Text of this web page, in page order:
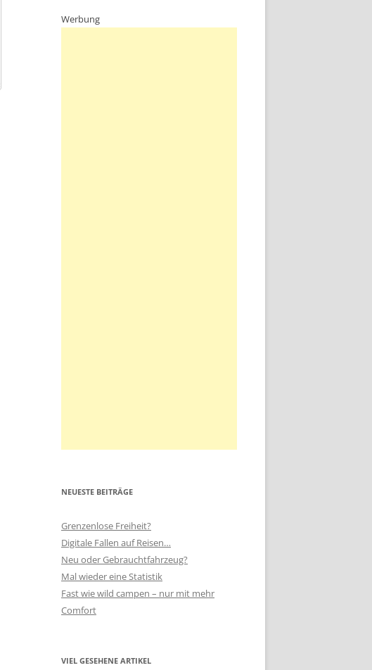
Werbung
NEUESTE BEITRÄGE
Grenzenlose Freiheit?
Digitale Fallen auf Reisen…
Neu oder Gebrauchtfahrzeug?
Mal wieder eine Statistik
Fast wie wild campen – nur mit mehr
Comfort
VIEL GESEHENE ARTIKEL